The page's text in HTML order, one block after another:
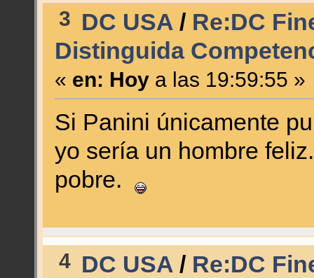
3 DC USA / Re:DC
Distinguida
« en: Hoya las 19:59:55 »
Si Panini únicamente
yo sería un hombre
pobre.
4 DC USA / Re:DC